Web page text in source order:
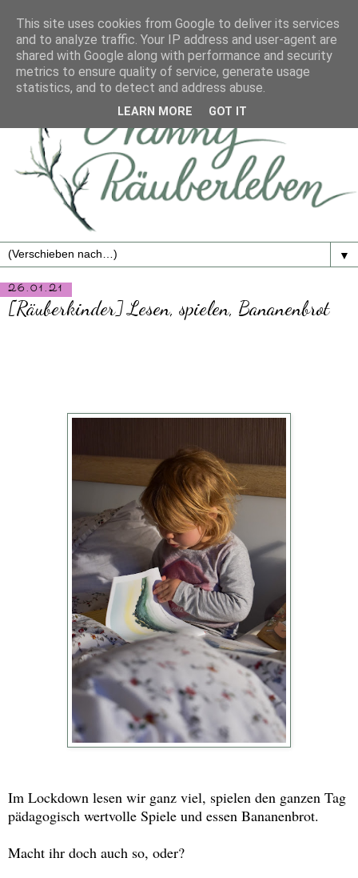
▼
26.01.21
[Räuberkinder] Lesen, spielen, Bananenbrot
Im Lockdown lesen wir ganz viel, spielen den ganzen Tag
pädagogisch wertvolle Spiele und essen Bananenbrot.
Macht ihr doch auch so, oder?
This site uses cookies from Google to deliver its services
and to analyze traffic. Your IP address and user-agent are
shared with Google along with performance and security
metrics to ensure quality of service, generate usage
statistics, and to detect and address abuse.
LEARN MORE GOT IT